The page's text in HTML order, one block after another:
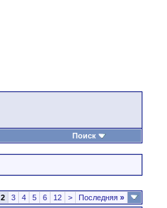
Поиск
2 3 4 5 6 12 > Последняя »